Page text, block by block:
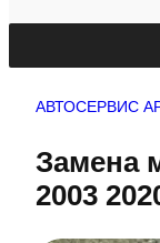
АВТОСЕРВИС
Замена
2003